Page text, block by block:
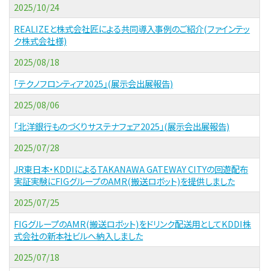
2025/10/24
REALIZEと株式会社匠による共同導入事例のご紹介(ファインテッ
ク株式会社様)
2025/08/18
「テクノフロンティア2025」(展示会出展報告)
2025/08/06
「北洋銀行ものづくりサステナフェア2025」(展示会出展報告)
2025/07/28
JR東日本・KDDIによるTAKANAWA GATEWAY CITYの回遊配布
実証実験にFIGグループのAMR(搬送ロボット)を提供しました
2025/07/25
FIGグループのAMR(搬送ロボット)をドリンク配送用としてKDDI株
式会社の新本社ビルへ納入しました
2025/07/18